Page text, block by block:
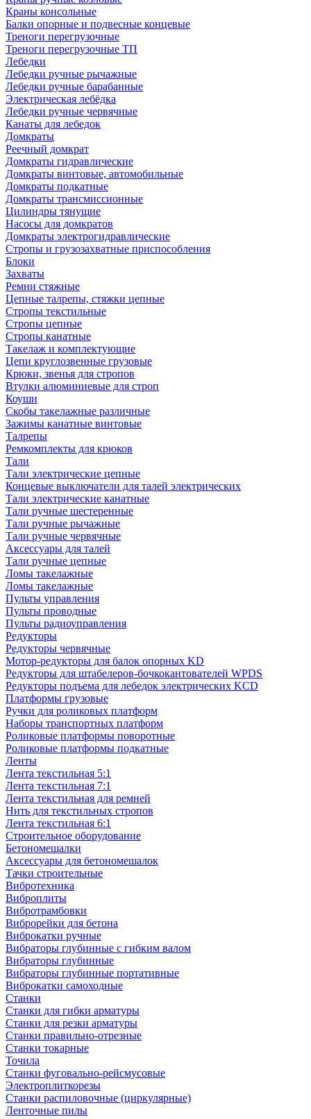
Краны консольные
Балки опорные и подвесные концевые
Треноги перегрузочные
Треноги перегрузочные ТП
Лебедки
Лебедки ручные рычажные
Лебедки ручные барабанные
Электрическая лебёдка
Лебедки ручные червячные
Канаты для лебедок
Домкраты
Реечный домкрат
Домкраты гидравлические
Домкраты винтовые, автомобильные
Домкраты подкатные
Домкраты трансмиссионные
Цилиндры тянущие
Насосы для домкратов
Домкраты электрогидравлические
Стропы и грузозахватные приспособления
Блоки
Захваты
Ремни стяжные
Цепные талрепы, стяжки цепные
Стропы текстильные
Стропы цепные
Стропы канатные
Такелаж и комплектующие
Цепи круглозвенные грузовые
Крюки, звенья для стропов
Втулки алюминиевые для строп
Коуши
Скобы такелажные различные
Зажимы канатные винтовые
Талрепы
Ремкомплекты для крюков
Тали
Тали электрические цепные
Концевые выключатели для талей электрических
Тали электрические канатные
Тали ручные шестеренные
Тали ручные рычажные
Тали ручные червячные
Аксессуары для талей
Тали ручные цепные
Ломы такелажные
Ломы такелажные
Пульты управления
Пульты проводные
Пульты радиоуправления
Редукторы
Редукторы червячные
Мотор-редукторы для балок опорных KD
Редукторы для штабелеров-бочкокантователей WPDS
Редукторы подъема для лебедок электрических KCD
Платформы грузовые
Ручки для роликовых платформ
Наборы транспортных платформ
Роликовые платформы поворотные
Роликовые платформы подкатные
Ленты
Лента текстильная 5:1
Лента текстильная 7:1
Лента текстильная для ремней
Нить для текстильных стропов
Лента текстильная 6:1
Строительное оборудование
Бетономешалки
Аксессуары для бетономешалок
Тачки строительные
Вибротехника
Виброплиты
Вибротрамбовки
Виброрейки для бетона
Виброкатки ручные
Вибраторы глубинные с гибким валом
Вибраторы глубинные
Вибраторы глубинные портативные
Виброкатки самоходные
Станки
Станки для гибки арматуры
Станки для резки арматуры
Станки правильно-отрезные
Станки токарные
Точила
Станки фуговально-рейсмусовые
Электроплиткорезы
Станки распиловочные (циркулярные)
Ленточные пилы